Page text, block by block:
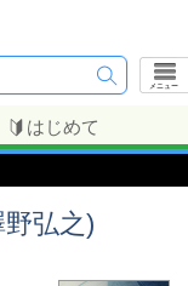
メニュー
はじめて
弘之)